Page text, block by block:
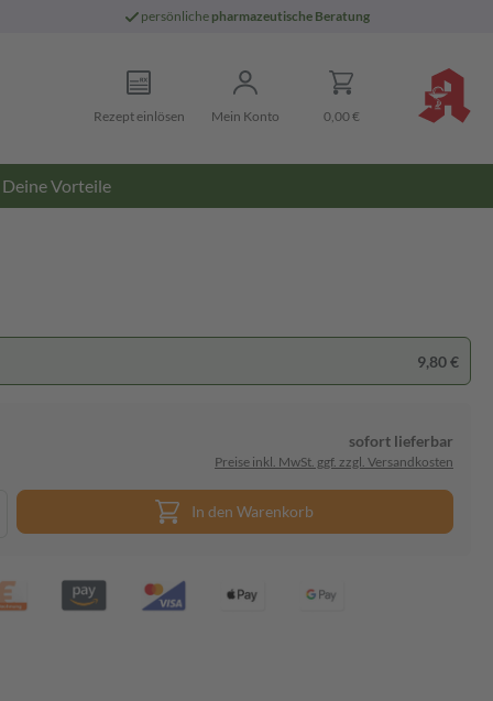
persönliche pharmazeutische Beratung
Rezept einlösen Mein Konto 0,00 €
Deine Vorteile
9,80 €
sofort lieferbar
Preise inkl. MwSt. ggf. zzgl. Versandkosten
In den Warenkorb